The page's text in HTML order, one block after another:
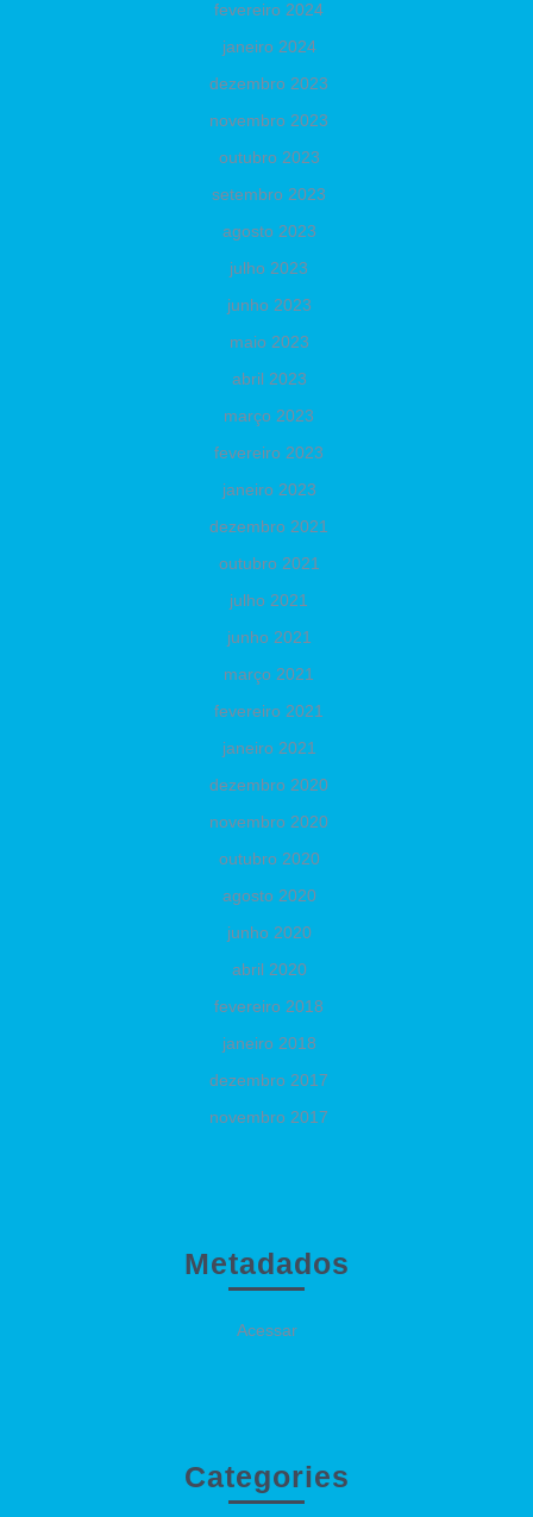
fevereiro 2024
janeiro 2024
dezembro 2023
novembro 2023
outubro 2023
setembro 2023
agosto 2023
julho 2023
junho 2023
maio 2023
abril 2023
março 2023
fevereiro 2023
janeiro 2023
dezembro 2021
outubro 2021
julho 2021
junho 2021
março 2021
fevereiro 2021
janeiro 2021
dezembro 2020
novembro 2020
outubro 2020
agosto 2020
junho 2020
abril 2020
fevereiro 2018
janeiro 2018
dezembro 2017
novembro 2017
Metadados
Acessar
Categories